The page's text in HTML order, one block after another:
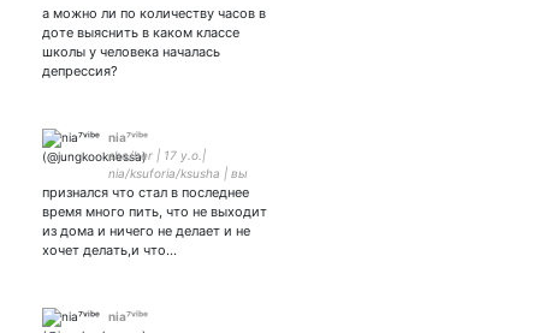
а можно ли по количеству часов в
доте выяснить в каком классе
школы у человека началась
депрессия?
nia⁷ᵛⁱᵇᵉ
she/her | 17 y.o.|
nia/ksuforia/ksusha | вы
попали на страничку
энтузиастки песен thg and
ltb | my love — (g)-idle
признался что стал в последнее
время много пить, что не выходит
из дома и ничего не делает и не
хочет делать,и что…
nia⁷ᵛⁱᵇᵉ